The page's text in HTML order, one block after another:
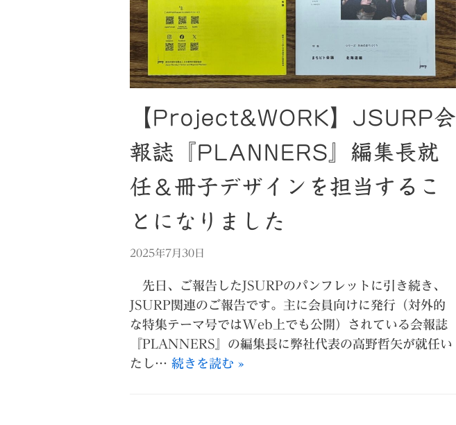
【Project&WORK】JSURP会
報誌『PLANNERS』編集長就
任＆冊子デザインを担当するこ
とになりました
2025年7月30日
先日、ご報告したJSURPのパンフレットに引き続き、
JSURP関連のご報告です。主に会員向けに発行（対外的
な特集テーマ号ではWeb上でも公開）されている会報誌
『PLANNERS』の編集長に弊社代表の高野哲矢が就任い
たし… 続きを読む »